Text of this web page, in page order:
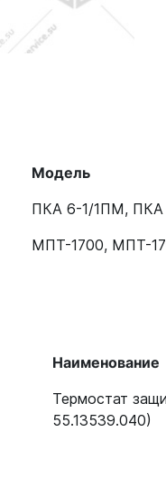
Модель
ПКА 6-1/1ПМ, ПКА
МПТ-1700, МПТ-
Наименование
Термостат
55.13539.040)